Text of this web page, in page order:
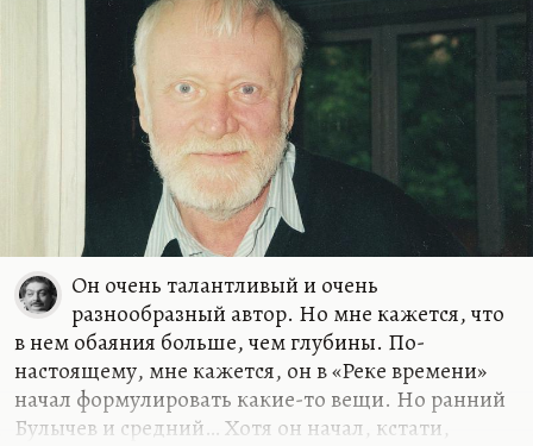
Интересная, кстати, это тема. У Стругацкий
интеллектуальная мощь такова, ужасы,…
Он очень талантливый и очень
разнообразный автор. Но мне кажется, что
в нем обаяния больше, чем глубины. По-
настоящему, мне кажется, он в «Реке времени»
начал формулировать какие-то вещи. Но ранний
Булычев и средний… Хотя он начал, кстати,